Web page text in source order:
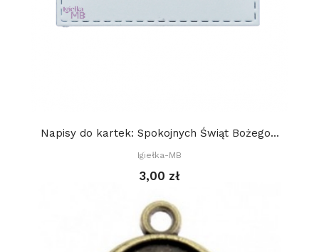
Napisy do kartek: Spokojnych Świąt Bożego...
Igiełka-MB
3,00 zł